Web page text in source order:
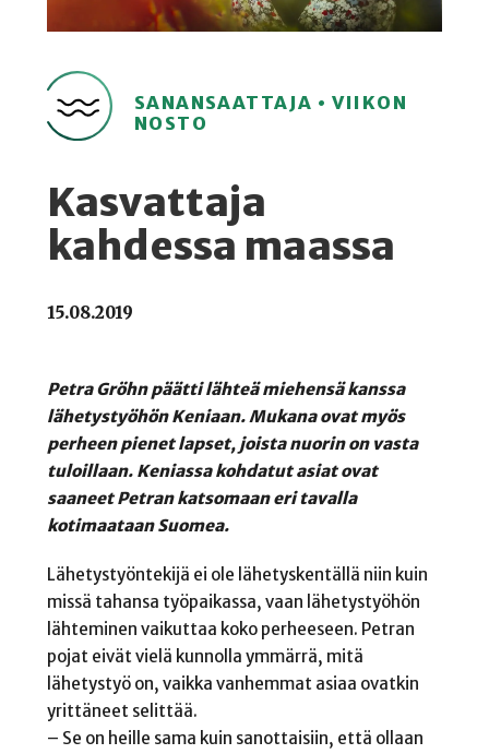
SANANSAATTAJA • VIIKON
NOSTO
Kasvattaja
kahdessa maassa
15.08.2019
Petra Gröhn päätti lähteä miehensä kanssa
lähetystyöhön Keniaan. Mukana ovat myös
perheen pienet lapset, joista nuorin on vasta
tuloillaan. Keniassa kohdatut asiat ovat
saaneet Petran katsomaan eri tavalla
kotimaataan Suomea.
Lähetystyöntekijä ei ole lähetyskentällä niin kuin
missä tahansa työpaikassa, vaan lähetystyöhön
lähteminen vaikuttaa koko perheeseen. Petran
pojat eivät vielä kunnolla ymmärrä, mitä
lähetystyö on, vaikka vanhemmat asiaa ovatkin
yrittäneet selittää.
– Se on heille sama kuin sanottaisiin, että ollaan